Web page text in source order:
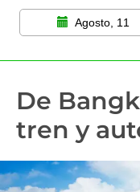
Agosto, 11
De
tren y